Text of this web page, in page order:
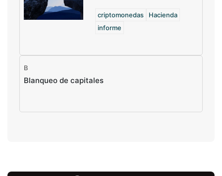
criptomonedas
Hacienda
informe
B
Blanqueo de capitales